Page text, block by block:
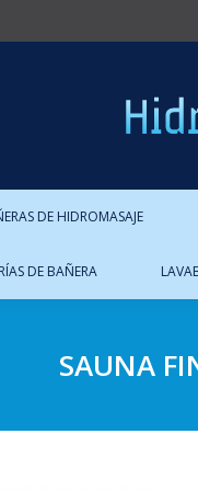
DE HIDROMASAJE
DE BAÑERA
SAUNA